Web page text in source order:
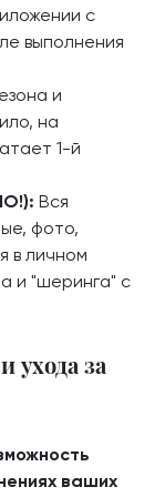
с
выполнения
и
на
1-й
Вся
фото,
в личном
и "шеринга" с
ухода за
ваших